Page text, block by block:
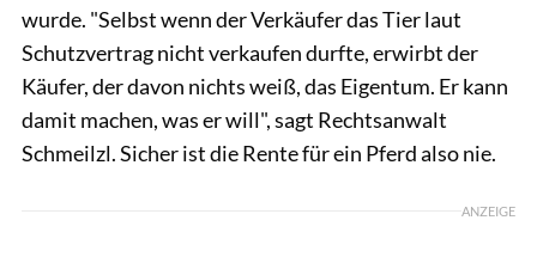
wurde. "Selbst wenn der Verkäufer das Tier laut
Schutzvertrag nicht verkaufen durfte, erwirbt der
Käufer, der davon nichts weiß, das Eigentum. Er kann
damit machen, was er will", sagt Rechtsanwalt
Schmeilzl. Sicher ist die Rente für ein Pferd also nie.
ANZEIGE